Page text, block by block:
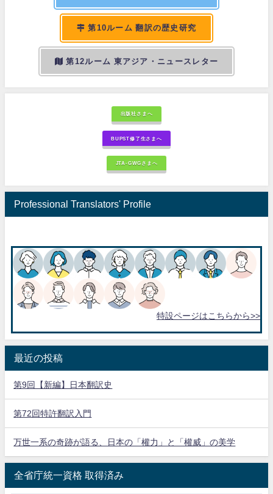
第10ルーム 翻訳の歴史研究
第12ルーム 東アジア・ニュースレター
出版社さまへ
BUPST修了生さまへ
JTA-GWGさまへ
Professional Translators' Profile
特設ページはこちらから>>
最近の投稿
第9回【新編】日本翻訳史
第72回特許翻訳入門
万世一系の奇跡が語る、日本の「權力」と「權威」の美学
全省庁統一資格 取得済み